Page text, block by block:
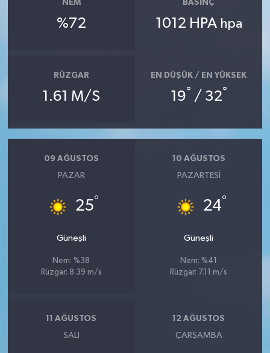
NEM
%72
BASINÇ
1012 HPA hpa
RÜZGAR
1.61 M/S
EN DÜŞÜK / EN YÜKSEK
19° / 32°
09 AĞUSTOS
PAZAR
25°
Güneşli
Nem: %38
Rüzgar: 8.39 m/s
10 AĞUSTOS
PAZARTESI
24°
Güneşli
Nem: %41
Rüzgar: 7.11 m/s
11 AĞUSTOS
SALI
12 AĞUSTOS
ÇARŞAMBA